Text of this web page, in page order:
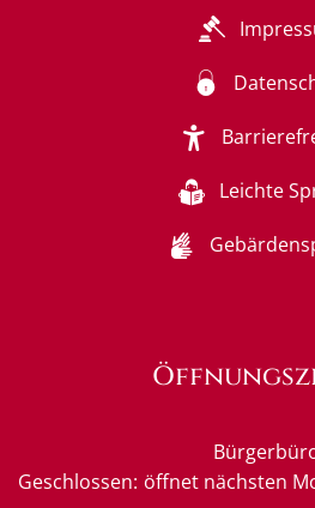
Leichte
Klicken, um weitere Öffnungs-
Geschlossen: öffnet nächsten